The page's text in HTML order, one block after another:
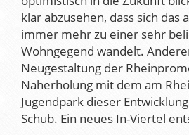
klar abzusehen, dass sich das
immer mehr zu einer sehr
Wohngegend wandelt.
Neugestaltung der
Naherholung mit dem am
Jugendpark dieser
Schub. Ein neues In-Viertel